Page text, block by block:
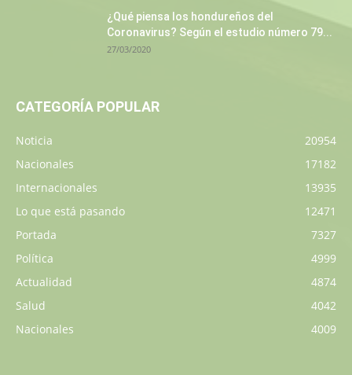
¿Qué piensa los hondureños del
Coronavirus? Según el estudio número 79...
27/03/2020
CATEGORÍA POPULAR
Noticia
20954
Nacionales
17182
Internacionales
13935
Lo que está pasando
12471
Portada
7327
Política
4999
Actualidad
4874
Salud
4042
Nacionales
4009